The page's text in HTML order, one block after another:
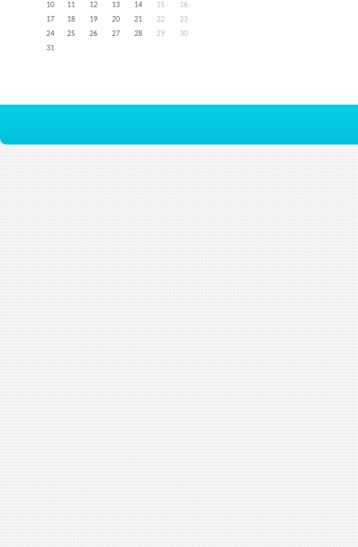
10
11 12 13 14 15
16
17
18 19 20 21 22
23
24
25 26 27 28 29
30
31